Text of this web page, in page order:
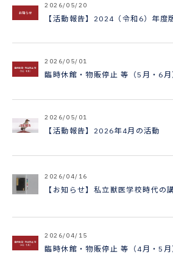
2026/05/20
【活動報告】2024（令和6）年度
2026/05/01
臨時休館・物販停止 等（5月・6月
2026/05/01
【活動報告】2026年4月の活動
2026/04/16
【お知らせ】私立獣医学校時代の
2026/04/15
臨時休館・物販停止 等（4月・5月